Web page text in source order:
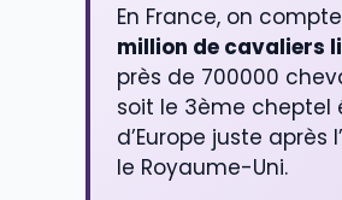
En France, on
million de cavaliers
près de 700000
soit le 3ème cheptel
d’Europe juste après
le Royaume-Uni.